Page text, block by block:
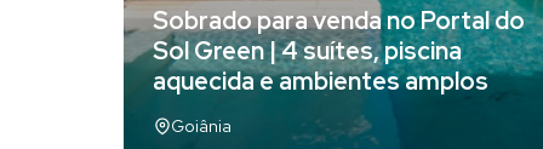
Sobrado para venda no Portal do
Sol Green | 4 suítes, piscina
aquecida e ambientes amplos
Goiânia